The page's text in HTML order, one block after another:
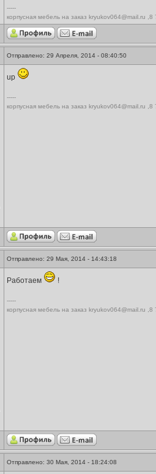
-----
корпусная мебель на заказ kryukov064@mail.ru
Отправлено: 29 Апреля, 2014 - 08:40:50
up
-----
корпусная мебель на заказ kryukov064@mail.ru
Отправлено: 29 Мая, 2014 - 14:43:18
Работаем !
-----
корпусная мебель на заказ kryukov064@mail.ru
Отправлено: 30 Мая, 2014 - 18:24:08